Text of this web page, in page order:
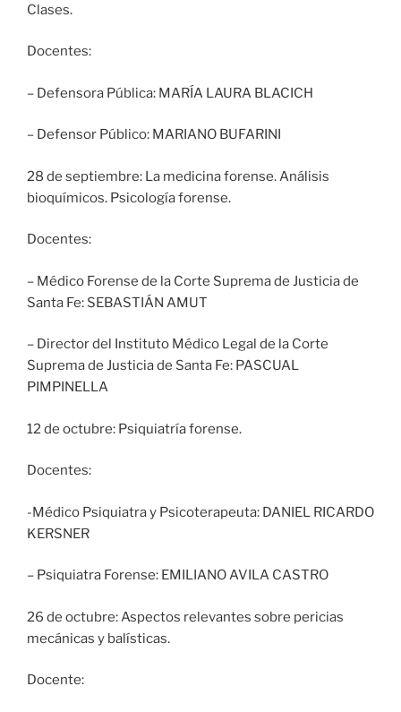
Clases.
Docentes:
– Defensora Pública: MARÍA LAURA BLACICH
– Defensor Público: MARIANO BUFARINI
28 de septiembre: La medicina forense. Análisis
bioquímicos. Psicología forense.
Docentes:
– Médico Forense de la Corte Suprema de Justicia de
Santa Fe: SEBASTIÁN AMUT
– Director del Instituto Médico Legal de la Corte
Suprema de Justicia de Santa Fe: PASCUAL
PIMPINELLA
12 de octubre: Psiquiatría forense.
Docentes:
-Médico Psiquiatra y Psicoterapeuta: DANIEL RICARDO
KERSNER
– Psiquiatra Forense: EMILIANO AVILA CASTRO
26 de octubre: Aspectos relevantes sobre pericias
mecánicas y balísticas.
Docente: